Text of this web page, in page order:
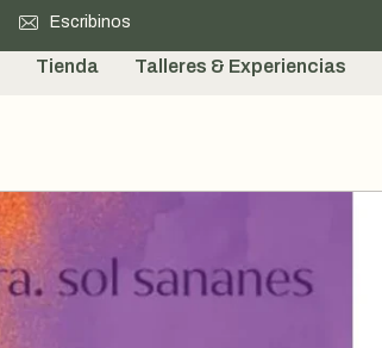
Escribinos
Tienda Talleres & Experiencias